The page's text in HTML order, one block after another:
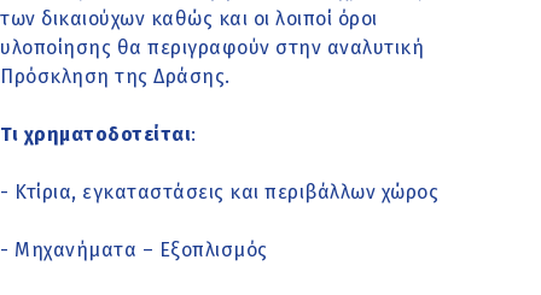
των δικαιούχων καθώς και οι λοιποί όροι
υλοποίησης θα περιγραφούν στην αναλυτική
Πρόσκληση της Δράσης.​
Τι χρηματοδοτείται:
- Κτίρια, εγκαταστάσεις και περιβάλλων χώρος
- Μηχανήματα – Εξοπλισμός